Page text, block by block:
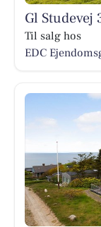
Gl Studevej
Til salg hos
EDC